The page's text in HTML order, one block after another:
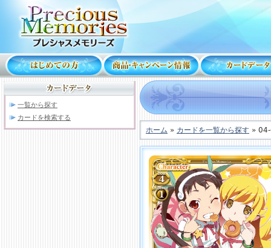
一覧から探す
カードを検索する
ホーム » カードを一覧から探す »